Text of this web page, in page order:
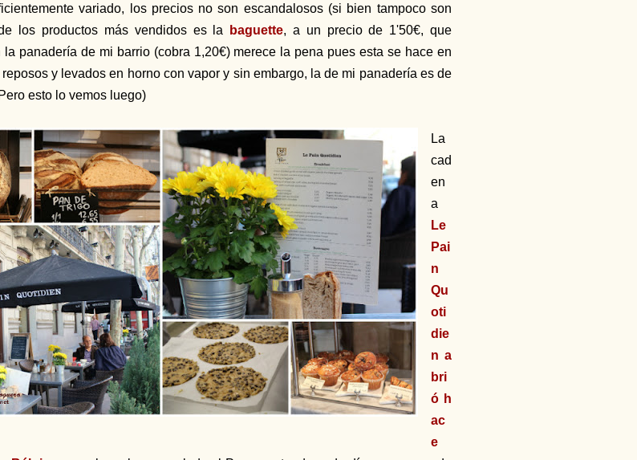
variado, los precios no son escandalosos (si bien tampoco son
los productos más vendidos es la
baguette, a un precio de 1'50€, que
la panadería de mi barrio (cobra 1,20€) merece la pena pues esta se hace en
y levados en horno con vapor y sin embargo, la de mi panadería es de
esto lo vemos luego)
La
cad
en
a
Le
Pai
n
Qu
oti
die
n a
bri
ó h
ac
e